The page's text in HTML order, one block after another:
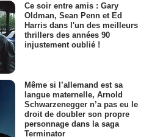
Ce soir entre amis : Gary
Oldman, Sean Penn et Ed
Harris dans l'un des meilleurs
thrillers des années 90
injustement oublié !
Même si l’allemand est sa
langue maternelle, Arnold
Schwarzenegger n’a pas eu le
droit de doubler son propre
personnage dans la saga
Terminator